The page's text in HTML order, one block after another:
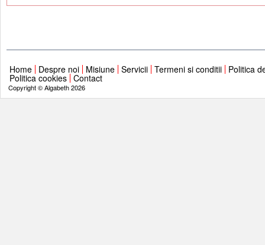
Home Despre noi Misiune Servicii Termeni si conditii Politica
Politica cookies Contact
Copyright © Algabeth 2026